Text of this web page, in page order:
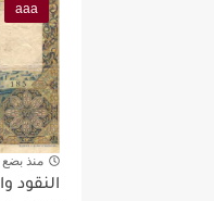
aaa
منذ
النقود